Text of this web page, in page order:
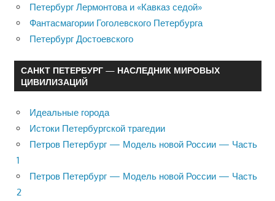
Петербург Лермонтова и «Кавказ седой»
Фантасмагории Гоголевского Петербурга
Петербург Достоевского
САНКТ ПЕТЕРБУРГ — НАСЛЕДНИК МИРОВЫХ
ЦИВИЛИЗАЦИЙ
Идеальные города
Истоки Петербургской трагедии
Петров Петербург — Модель новой России — Часть
1
Петров Петербург — Модель новой России — Часть
2